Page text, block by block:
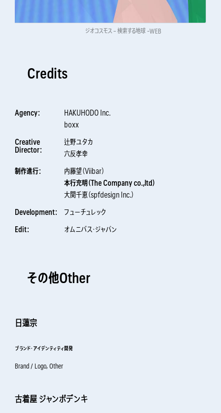
ジオコスモス – 検索する地球 -WEB
Credits
Agency：
HAKUHODO Inc.
boxx
Creative
Director：
辻野ユタカ
六反孝幸
制作進行：
内藤望（Viibar）
本行充明（The Company co.,ltd）
大関千恵（spfdesign Inc.）
Development： フューチュレック
Edit： オムニバス・ジャパン
その他Other
日蓮宗
ブランド・アイデンティティ開発
Brand / Logo, Other
古着屋 ジャンボデンキ